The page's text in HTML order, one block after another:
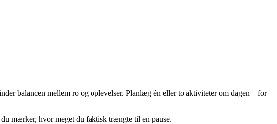
balancen mellem ro og oplevelser. Planlæg én eller to aktiviteter om dagen – for
mærker, hvor meget du faktisk trængte til en pause.